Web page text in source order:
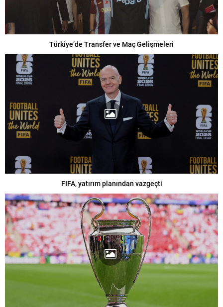
Türkiye’de Transfer ve Maç Gelişmeleri
FIFA, yatırım planından vazgeçti